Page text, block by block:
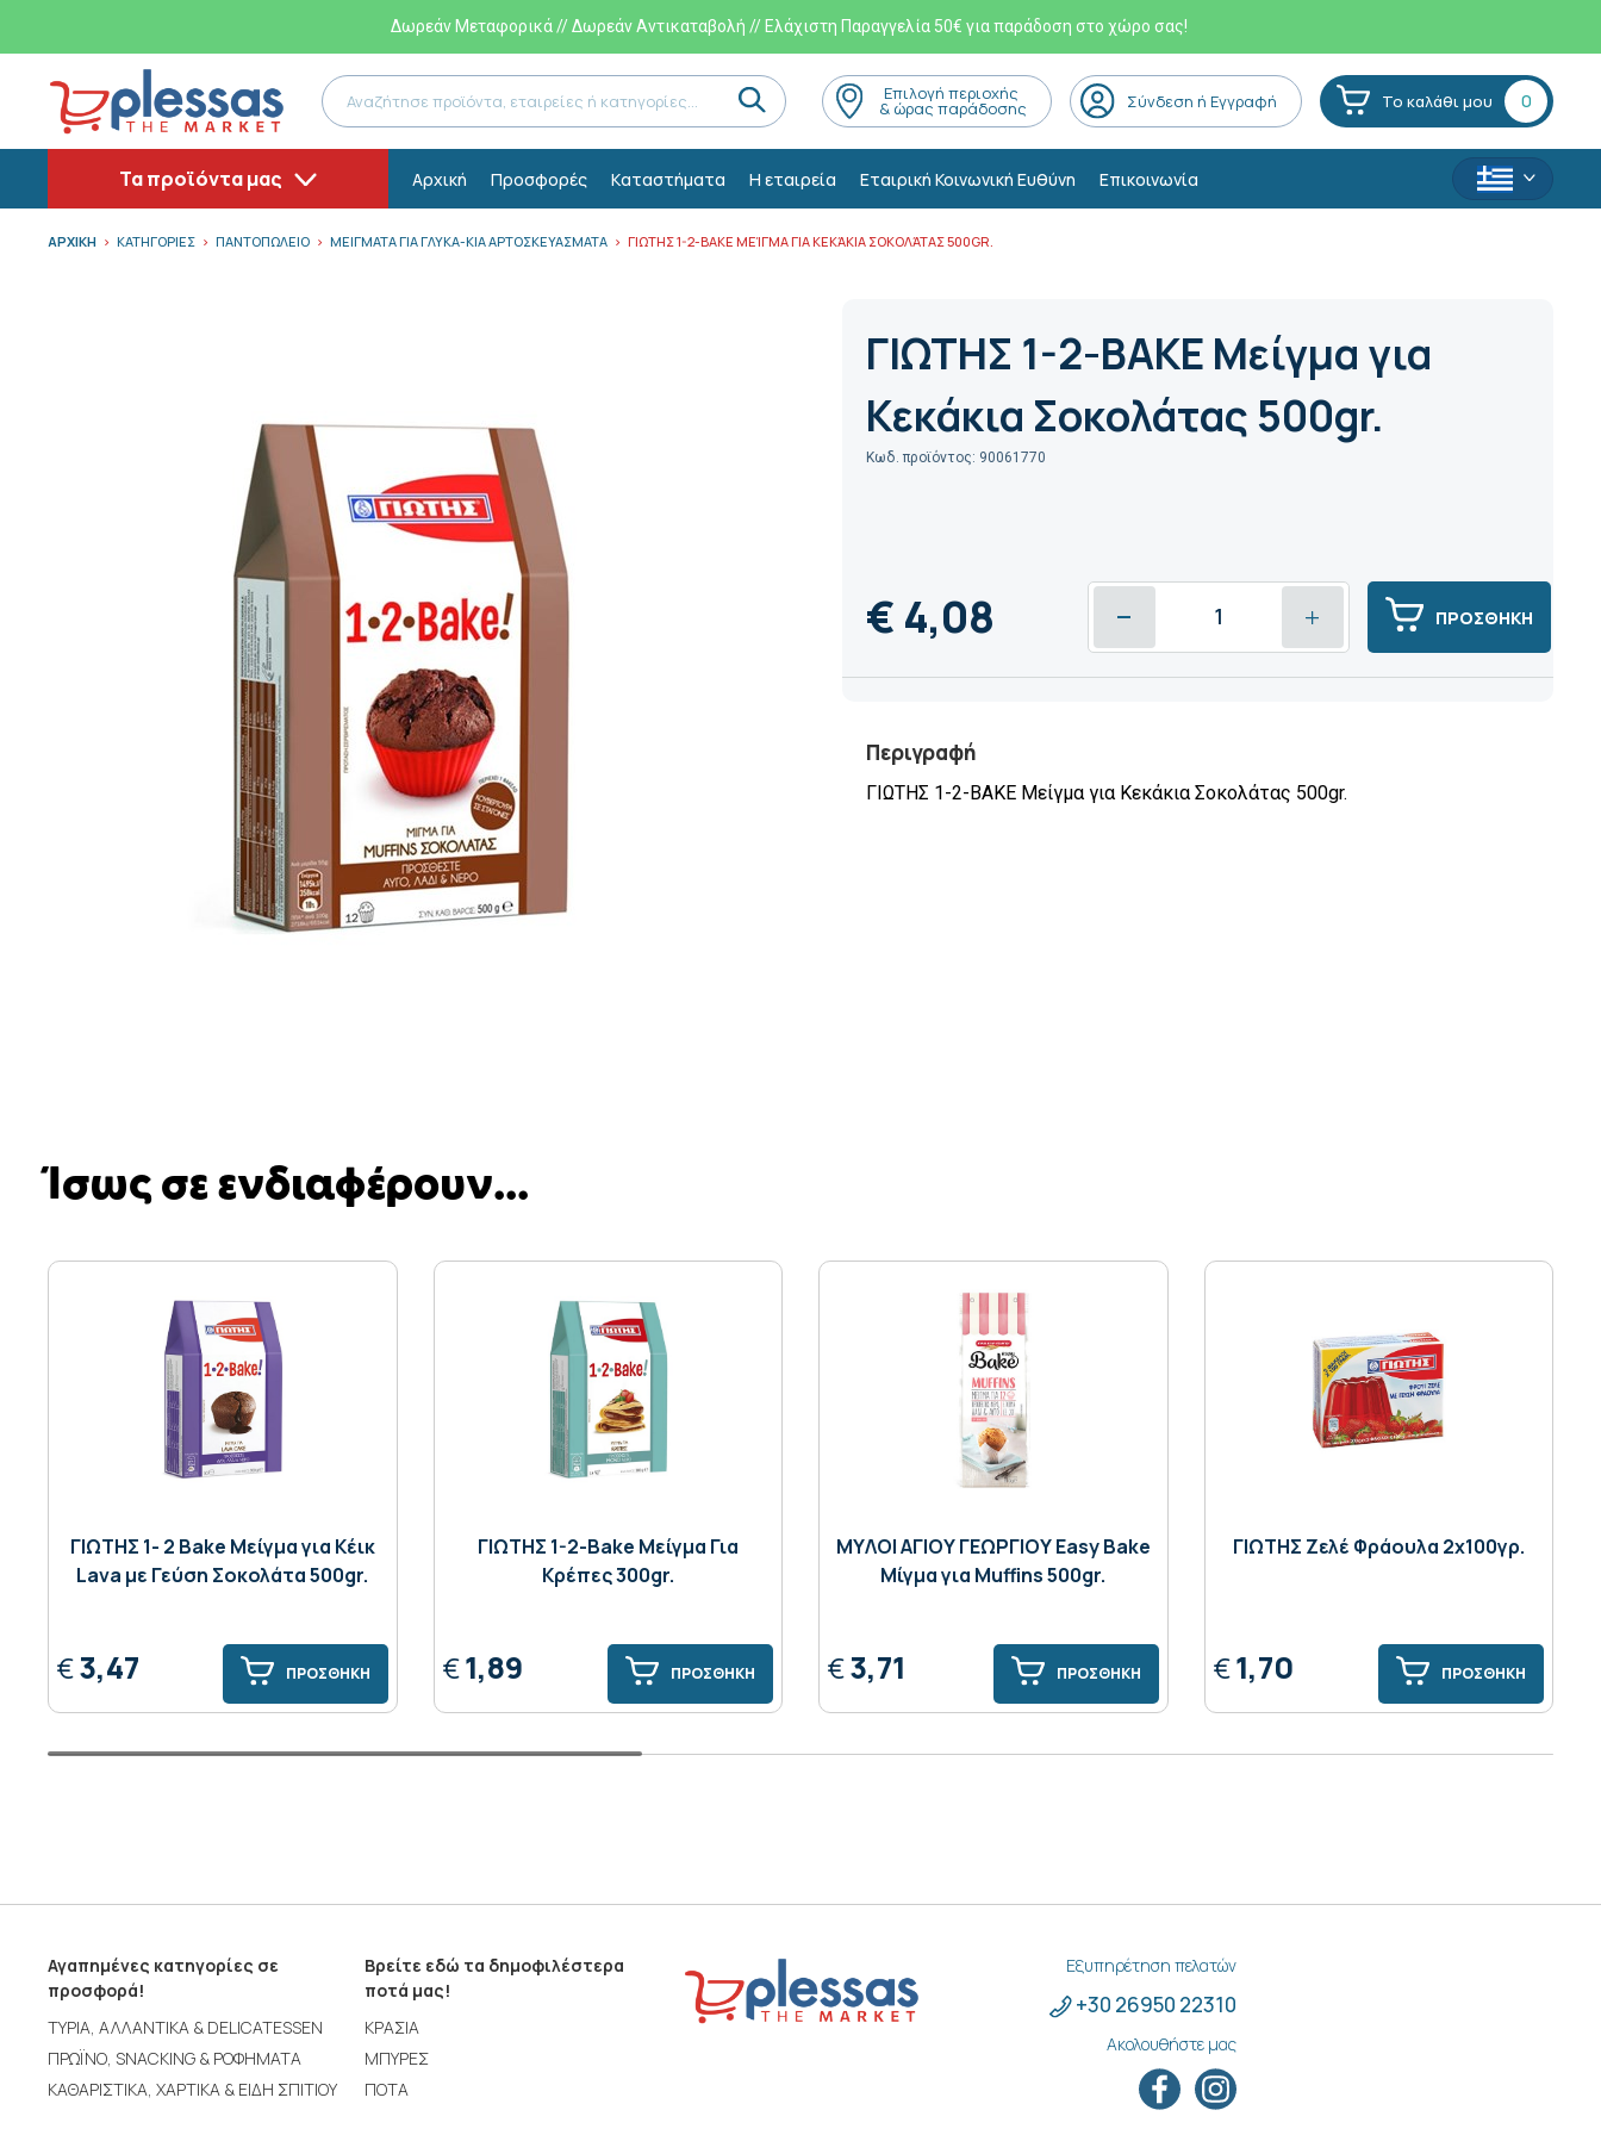
Δωρεάν Μεταφορικά // Δωρεάν Αντικαταβολή // Ελάχιστη Παραγγελία 50€ για παράδοση στο χώρο σας!
Eπιλογή περιοχής
& ώρας παράδοσης Σύνδεση ή Εγγραφή Το καλάθι μου 0
Τα προϊόντα μας Αρχική Προσφορές Kαταστήματα Η εταιρεία Εταιρική Κοινωνική Ευθύνη Επικοινωνία
ΑΡΧΙΚΗ ΚΑΤΗΓΟΡΙΕΣ ΠΑΝΤΟΠΩΛΕΙΟ ΜΕΙΓΜΑΤΑ ΓΙΑ ΓΛΥΚΑ-ΚΙΑ ΑΡΤΟΣΚΕΥΑΣΜΑΤΑ ΓΙΩΤΗΣ 1-2-BΑΚΕ ΜΕΊΓΜΑ ΓΙΑ KΕΚΆΚΙΑ ΣΟΚΟΛΆΤΑΣ 500GR.
ΓΙΩΤΗΣ 1-2-BΑΚΕ Μείγμα για
Kεκάκια Σοκολάτας 500gr.
Κωδ. προϊόντος: 90061770
€ 4,08 ΠΡΟΣΘΗΚΗ
Περιγραφή
ΓΙΩΤΗΣ 1-2-BΑΚΕ Μείγμα για Kεκάκια Σοκολάτας 500gr.
Ίσως σε ενδιαφέρουν...
ΓΙΩΤΗΣ 1- 2 Bake Μείγμα για Κέικ
Lava με Γεύση Σοκολάτα 500gr.
€3,47 ΠΡΟΣΘΗΚΗ
ΓΙΩΤΗΣ 1-2-Bake Μείγμα Για
Κρέπες 300gr.
€1,89 ΠΡΟΣΘΗΚΗ
MYΛΟΙ ΑΓΙΟΥ ΓΕΩΡΓΙΟΥ Easy Bake
Μίγμα για Μuffins 500gr.
€3,71 ΠΡΟΣΘΗΚΗ
ΓΙΩΤΗΣ Ζελέ Φράουλα 2x100γρ.
€1,70 ΠΡΟΣΘΗΚΗ
Αγαπημένες κατηγορίες σε
προσφορά!
ΤΥΡΙΑ, ΑΛΛΑΝΤΙΚΑ & DELICATESSEN
ΠΡΩΪΝΟ, SNACKING & ΡΟΦΗΜΑΤΑ
ΚΑΘΑΡΙΣΤΙΚΑ, ΧΑΡΤΙΚΑ & ΕΙΔΗ ΣΠΙΤΙΟΥ
Βρείτε εδώ τα δημοφιλέστερα
ποτά μας!
ΚΡΑΣΙΑ
ΜΠΥΡΕΣ
ΠΟΤΑ
Εξυπηρέτηση πελατών
+30 26950 22310
Ακολουθήστε μας